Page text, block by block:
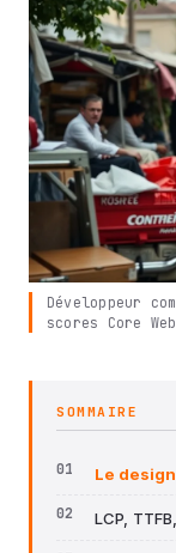
Développeur
scores Core
SOMMAIRE
Le
LCP,